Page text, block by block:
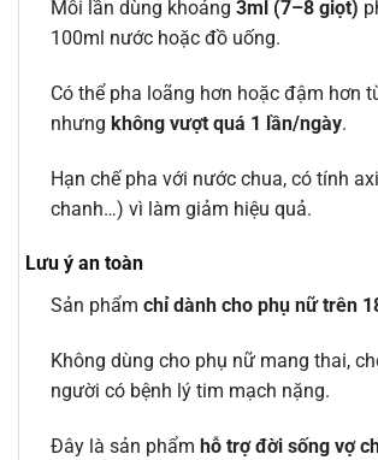
Mỗi lần dùng khoảng 3ml (7–8 giọt)
100ml nước hoặc đồ uống.
Có thể pha loãng hơn hoặc đậm hơn
nhưng không vượt quá 1 lần/ngày.
Hạn chế pha với nước chua, có tính
chanh…) vì làm giảm hiệu quả.
Lưu ý an toàn
Sản phẩm chỉ dành cho phụ nữ trên
Không dùng cho phụ nữ mang thai,
người có bệnh lý tim mạch nặng.
Đây là sản phẩm hỗ trợ đời sống vợ